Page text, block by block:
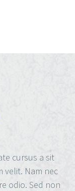
cursus a sit
velit. Nam nec
odio. Sed non